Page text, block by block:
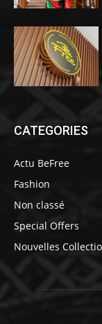
CATEGORIES
Actu BeFree
Fashion
Non classé
Special Offers
Nouvelles